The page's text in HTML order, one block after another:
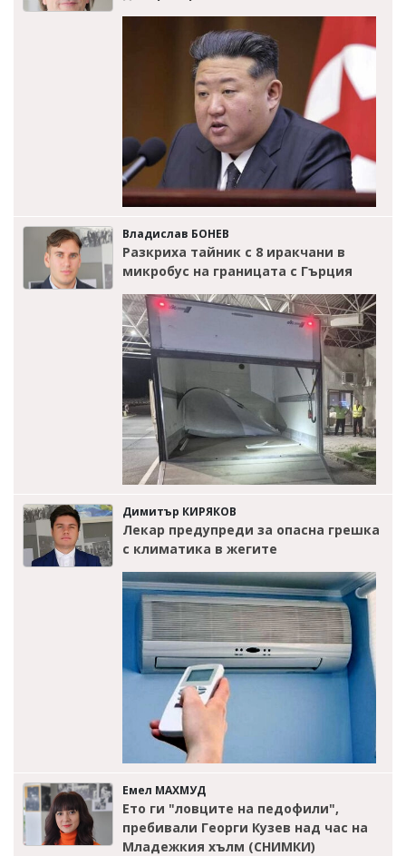
Владислав БОНЕВ
Разкриха тайник с 8 иракчани в
микробус на границата с Гърция
Димитър КИРЯКОВ
Лекар предупреди за опасна грешка
с климатика в жегите
Емел МАХМУД
Ето ги "ловците на педофили",
пребивали Георги Кузев над час на
Младежкия хълм (СНИМКИ)